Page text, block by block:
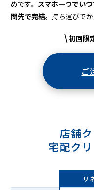
めです。 スマホ一つでい
関先で完結。持ち運びで
\ 初回限
ご
店舗
宅配ク
リ